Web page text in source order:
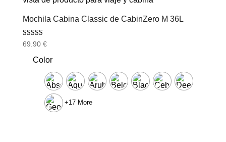
Mochila Cabina Classic de CabinZero M 36L
Valorado con
de 5
69.90 €
Color
+17 More